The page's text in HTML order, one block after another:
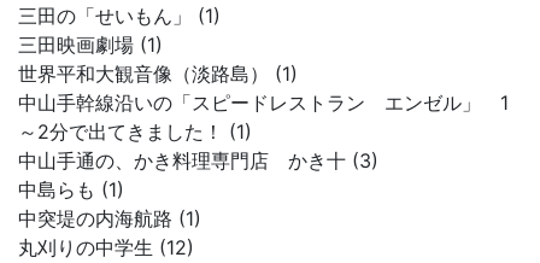
三田の「せいもん」 (1)
三田映画劇場 (1)
世界平和大観音像（淡路島） (1)
中山手幹線沿いの「スピードレストラン エンゼル」 1
～2分で出てきました！ (1)
中山手通の、かき料理専門店 かき十 (3)
中島らも (1)
中突堤の内海航路 (1)
丸刈りの中学生 (12)